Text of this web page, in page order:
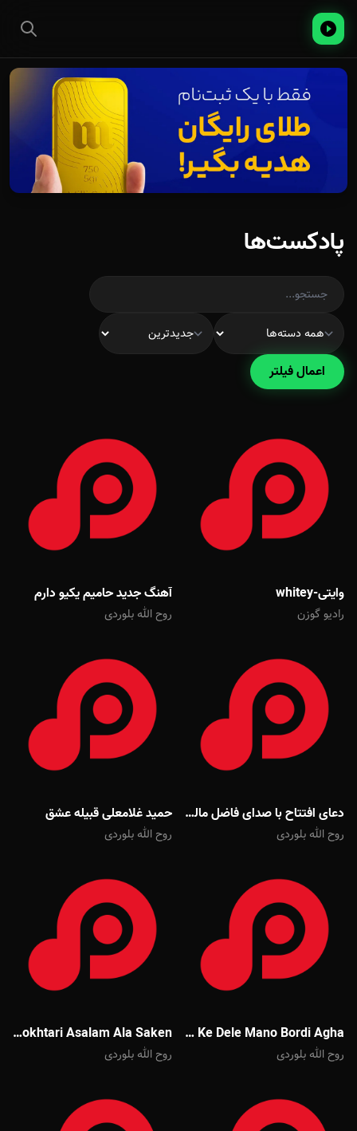
پادکست‌ها
اعمال فیلتر
وایتی-whitey
رادیو گوزن
آهنگ جدید حامیم یکیو دارم
روح الله بلوردی
دعای افتتاح با صدای فاضل مالکی
روح الله بلوردی
حمید غلامعلی قبیله عشق
روح الله بلوردی
Javad Moghadam To Ke Dele Mano Bordi Agha
روح الله بلوردی
Mehdi Mokhtari Asalam Ala Saken
روح الله بلوردی